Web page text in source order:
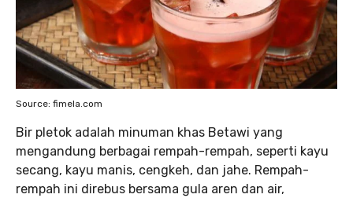
Source: fimela.com
Bir pletok adalah minuman khas Betawi yang
mengandung berbagai rempah-rempah, seperti kayu
secang, kayu manis, cengkeh, dan jahe. Rempah-
rempah ini direbus bersama gula aren dan air,